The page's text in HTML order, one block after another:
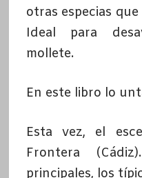
otras especias
Ideal para
mollete.
En este libro lo
Esta vez, el
Frontera
principales, los